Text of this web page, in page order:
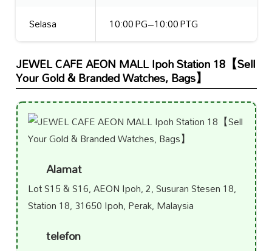
Selasa
10:00 PG–10:00 PTG
JEWEL CAFE AEON MALL Ipoh Station 18【Sell
Your Gold & Branded Watches, Bags】
Alamat
Lot S15 & S16, AEON Ipoh, 2, Susuran Stesen 18,
Station 18, 31650 Ipoh, Perak, Malaysia
telefon